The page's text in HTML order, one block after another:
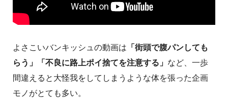
よさこいバンキッシュの動画は 「街頭で腹パンしても
らう」「不良に路上ポイ捨てを注意する」 など、一歩
間違えると大怪我をしてしまうような体を張った企画
モノがとても多い。